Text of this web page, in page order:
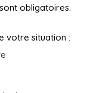
sont obligatoires.
votre situation :